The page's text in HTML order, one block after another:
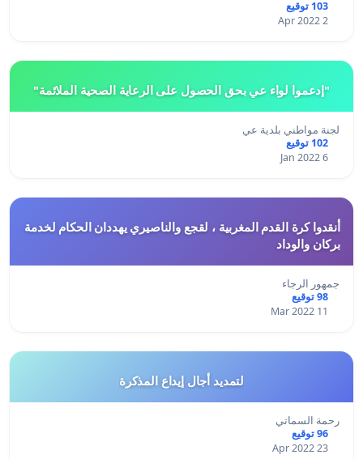
103 توقيع
2 Apr 2022
"إدعموا لواء عي بحق الحصول على الرعاية الصحية الملائمة"
لجنة مواطني بلدية عي
102 توقيع
6 Jan 2022
أنقدوا كرة القدم المغربية ، لقجع والناصيري يهددان الحكام لخدمة
بركان والوداد
جمهور الرجاء
98 توقيع
11 Mar 2022
لتمديد أجال إيداع المذكرة
رحمة السماتي
96 توقيع
23 Apr 2022